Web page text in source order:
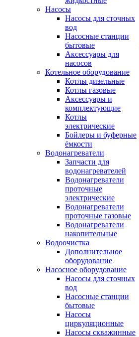
Насосы
Насосы для сточных
вод
Насосные станции
бытовые
Аксессуары для
насосов
Котельное оборудование
Котлы дизельные
Котлы газовые
Аксессуары и
комплектующие
Котлы
электрические
Бойлеры и буферные
ёмкости
Водонагреватели
Запчасти для
водонагревателей
Водонагреватели
проточные
электрические
Водонагреватели
проточные газовые
Водонагреватели
накопительные
Водоочистка
Дополнительное
оборудование
Насосное оборудование
Насосы для сточных
вод
Насосные станции
бытовые
Насосы
циркуляционные
Насосы скважинные